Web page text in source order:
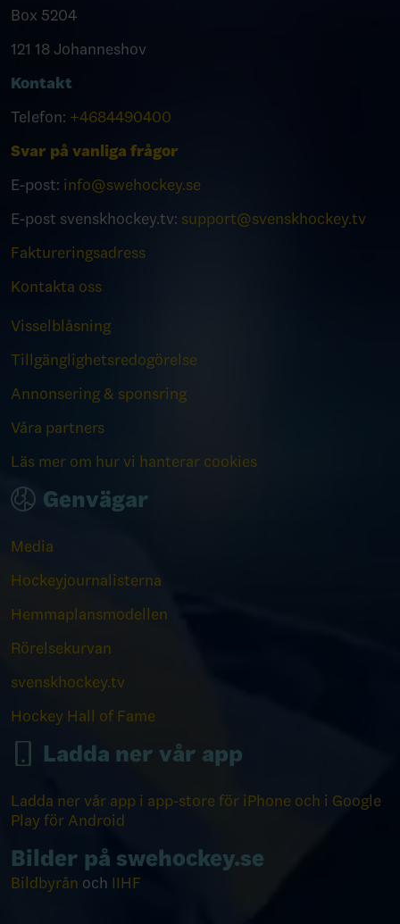
Box 5204
121 18 Johanneshov
Kontakt
Telefon: +4684490400
Svar på vanliga frågor
E-post: info@swehockey.se
E-post svenskhockey.tv: support@svenskhockey.tv
Faktureringsadress
Kontakta oss
Visselblåsning
Tillgänglighetsredogörelse
Annonsering & sponsring
Våra partners
Läs mer om hur vi hanterar cookies
Genvägar
Media
Hockeyjournalisterna
Hemmaplansmodellen
Rörelsekurvan
svenskhockey.tv
Hockey Hall of Fame
Ladda ner vår app
Ladda ner vår app i app-store för iPhone och i Google
Play för Android
Bilder på swehockey.se
Bildbyrån och IIHF